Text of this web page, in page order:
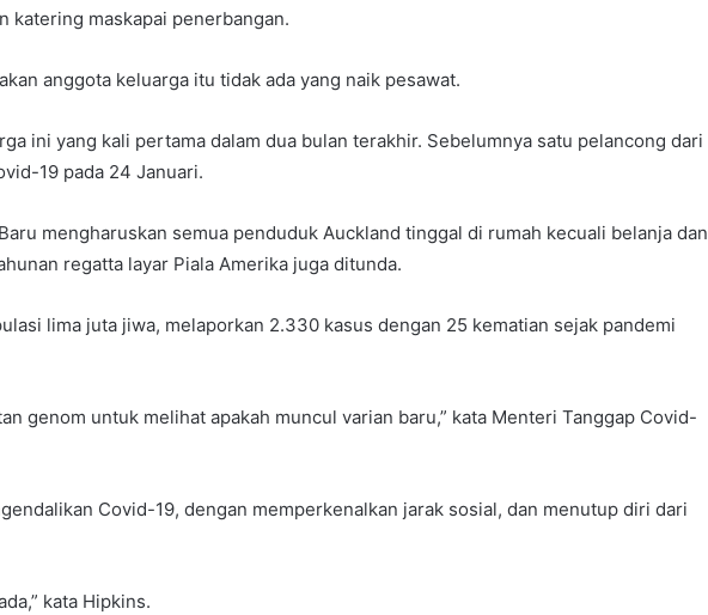
katering maskapai penerbangan.
anggota keluarga itu tidak ada yang naik pesawat.
ini yang kali pertama dalam dua bulan terakhir. Sebelumnya satu pelancong dari
19 pada 24 Januari.
mengharuskan semua penduduk Auckland tinggal di rumah kecuali belanja dan
regatta layar Piala Amerika juga ditunda.
lima juta jiwa, melaporkan 2.330 kasus dengan 25 kematian sejak pandemi
genom untuk melihat apakah muncul varian baru,” kata Menteri Tanggap Covid-
Covid-19, dengan memperkenalkan jarak sosial, dan menutup diri dari
kata Hipkins.